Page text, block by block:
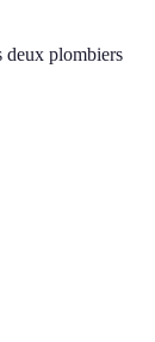
deux plombiers